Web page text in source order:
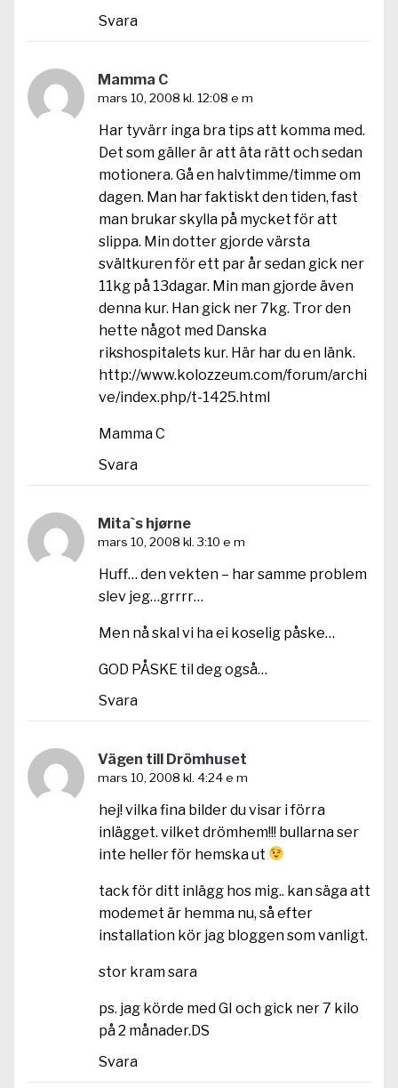
Svara
Mamma C
mars 10, 2008 kl. 12:08 e m
Har tyvärr inga bra tips att komma med.
Det som gäller är att äta rätt och sedan
motionera. Gå en halvtimme/timme om
dagen. Man har faktiskt den tiden, fast
man brukar skylla på mycket för att
slippa. Min dotter gjorde värsta
svältkuren för ett par år sedan gick ner
11kg på 13dagar. Min man gjorde även
denna kur. Han gick ner 7kg. Tror den
hette något med Danska
rikshospitalets kur. Här har du en länk.
http://www.kolozzeum.com/forum/archi
ve/index.php/t-1425.html
Mamma C
Svara
Mita`s hjørne
mars 10, 2008 kl. 3:10 e m
Huff… den vekten – har samme problem
slev jeg…grrrr…
Men nå skal vi ha ei koselig påske…
GOD PÅSKE til deg også…
Svara
Vägen till Drömhuset
mars 10, 2008 kl. 4:24 e m
hej! vilka fina bilder du visar i förra
inlägget. vilket drömhem!!! bullarna ser
inte heller för hemska ut
tack för ditt inlägg hos mig.. kan säga att
modemet är hemma nu, så efter
installation kör jag bloggen som vanligt.
stor kram sara
ps. jag körde med GI och gick ner 7 kilo
på 2 månader.DS
Svara